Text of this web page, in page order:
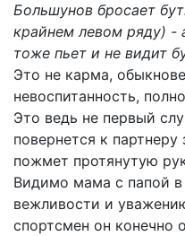
Большунов бросает
крайнем левом ряду) -
тоже пьет и не видит
Это не карма,
невоспитанность,
Это ведь не первый
повернется к
пожмет протянутую
Видимо мама с папой в
вежливости и
спортсмен он конечно